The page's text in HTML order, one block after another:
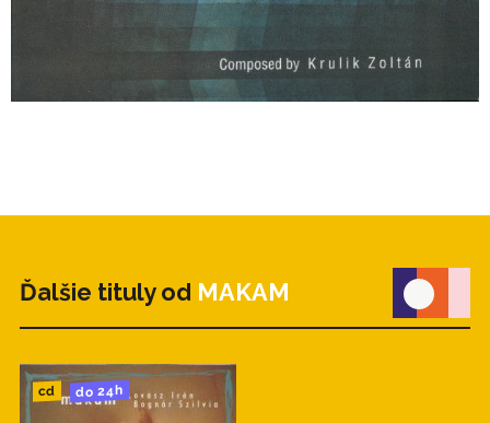
Ďalšie tituly od MAKAM
cd do 24h